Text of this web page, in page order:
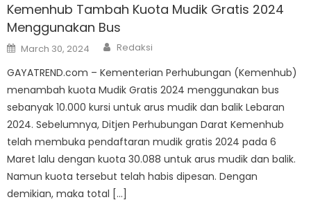
Kemenhub Tambah Kuota Mudik Gratis 2024
Menggunakan Bus
Posted
on
March 30, 2024 Author
Redaksi
GAYATREND.com – Kementerian Perhubungan (Kemenhub)
menambah kuota Mudik Gratis 2024 menggunakan bus
sebanyak 10.000 kursi untuk arus mudik dan balik Lebaran
2024. Sebelumnya, Ditjen Perhubungan Darat Kemenhub
telah membuka pendaftaran mudik gratis 2024 pada 6
Maret lalu dengan kuota 30.088 untuk arus mudik dan balik.
Namun kuota tersebut telah habis dipesan. Dengan
demikian, maka total […]